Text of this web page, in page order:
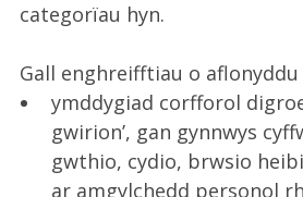
categorïau hyn.
Gall enghreifftiau o aflonyddu
ymddygiad corfforol
gwirion’, gan gynnwys
gwthio, cydio, brwsio
ar amgylchedd personol